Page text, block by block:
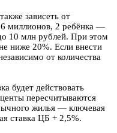
зависеть от
миллионов, 2 ребёнка —
10 млн рублей. При этом
ниже 20%. Если внести
от количества
будет действовать
пересчитываются
жилья — ключевая
ставка ЦБ + 2,5%.